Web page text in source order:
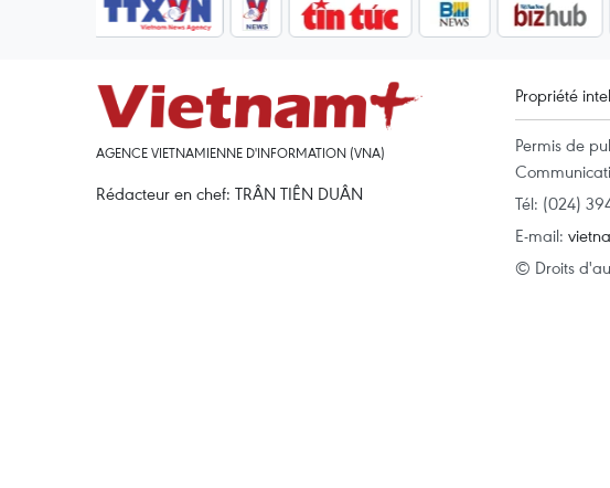
AGENCE VIETNAMIENNE D'INFORMATION (VNA)
Rédacteur en chef: TRÂN TIÊN DUÂN
Propriété
Permis de
Tél: (024)
E-mail:
© Droits